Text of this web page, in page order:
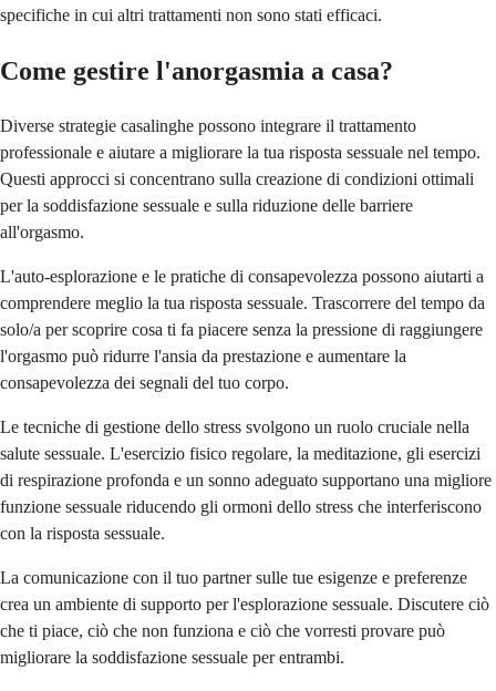
specifiche in cui altri trattamenti non sono stati efficaci.
Come gestire l'anorgasmia a casa?
Diverse strategie casalinghe possono integrare il trattamento
professionale e aiutare a migliorare la tua risposta sessuale nel tempo.
Questi approcci si concentrano sulla creazione di condizioni ottimali
per la soddisfazione sessuale e sulla riduzione delle barriere
all'orgasmo.
L'auto-esplorazione e le pratiche di consapevolezza possono aiutarti a
comprendere meglio la tua risposta sessuale. Trascorrere del tempo da
solo/a per scoprire cosa ti fa piacere senza la pressione di raggiungere
l'orgasmo può ridurre l'ansia da prestazione e aumentare la
consapevolezza dei segnali del tuo corpo.
Le tecniche di gestione dello stress svolgono un ruolo cruciale nella
salute sessuale. L'esercizio fisico regolare, la meditazione, gli esercizi
di respirazione profonda e un sonno adeguato supportano una migliore
funzione sessuale riducendo gli ormoni dello stress che interferiscono
con la risposta sessuale.
La comunicazione con il tuo partner sulle tue esigenze e preferenze
crea un ambiente di supporto per l'esplorazione sessuale. Discutere ciò
che ti piace, ciò che non funziona e ciò che vorresti provare può
migliorare la soddisfazione sessuale per entrambi.